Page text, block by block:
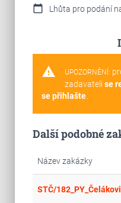
calendar_today Lhůta pro podání
warning UPOZORNĚNÍ:
zadavateli se
se přihlašte.
Další podobné
Název zakázky